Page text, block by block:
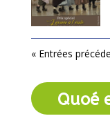
« Entrées
Quoé